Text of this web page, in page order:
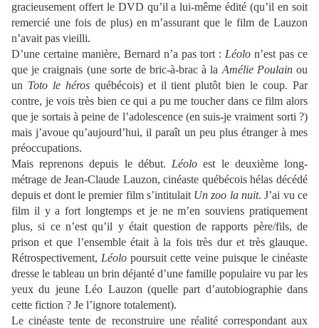
gracieusement offert le DVD qu’il a lui-même édité (qu’il en soit
remercié une fois de plus) en m’assurant que le film de Lauzon
n’avait pas vieilli.
D’une certaine manière, Bernard n’a pas tort : Léolo n’est pas ce
que je craignais (une sorte de bric-à-brac à la Amélie Poulainou
un Toto le hérosquébécois) et il tient plutôt bien le coup. Par
contre, je vois très bien ce qui a pu me toucher dans ce film alors
que je sortais à peine de l’adolescence (en suis-je vraiment sorti ?)
mais j’avoue qu’aujourd’hui, il paraît un peu plus étranger à mes
préoccupations.
Mais reprenons depuis le début. Léolo est le deuxième long-
métrage de Jean-Claude Lauzon, cinéaste québécois hélas décédé
depuis et dont le premier film s’intitulait Un zoo la nuit. J’ai vu ce
film il y a fort longtemps et je ne m’en souviens pratiquement
plus, si ce n’est qu’il y était question de rapports père/fils, de
prison et que l’ensemble était à la fois très dur et très glauque.
Rétrospectivement, Léolo poursuit cette veine puisque le cinéaste
dresse le tableau un brin déjanté d’une famille populaire vu par les
yeux du jeune Léo Lauzon (quelle part d’autobiographie dans
cette fiction ? Je l’ignore totalement).
Le cinéaste tente de reconstruire une réalité correspondant aux